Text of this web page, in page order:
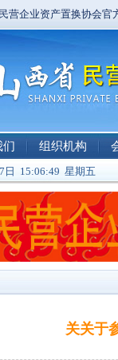
营企业资产置换协会
们 组织机构
日 15:06:50 星期五
关关于